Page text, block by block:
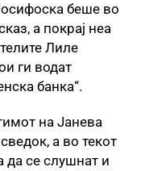
беше во
а покрај неа
Лиле
ги водат
банка“.
на Јанева
а во текот
да се слушнат и